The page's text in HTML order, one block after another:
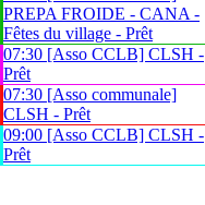
PREPA FROIDE - CANA -
Fêtes du village - Prêt
07:30 [Asso CCLB] CLSH -
Prêt
07:30 [Asso communale]
CLSH - Prêt
09:00 [Asso CCLB] CLSH -
Prêt